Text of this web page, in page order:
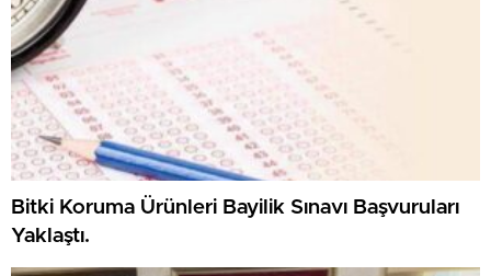
Bitki Koruma Ürünleri Bayilik Sınavı Başvuruları
Yaklaştı.